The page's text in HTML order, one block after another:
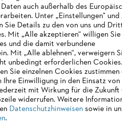
auch außerhalb des
Unter „Einstellungen" und
Sie Details zu den von uns und
Mit „Alle akzeptieren“ willigen
und die damit verbundene
Mit „Alle ablehnen“, verweigern
unbedingt erforderlichen
Sie einzelnen Cookies
Ihre Einwilligung in den Einsatz von
mit Wirkung für die Zukunft
widerrufen. Weitere
Datenschutzhinweisensowie in
.